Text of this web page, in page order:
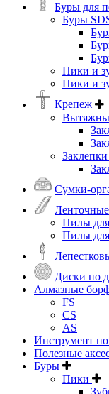
Буры для
Буры
Пики и
Пики и
Крепеж
Сумки-
Пилы для
Пилы для
Диски по
Алмазные
FS
CS
AS
Инструмент по
Полезные
Буры
Пики